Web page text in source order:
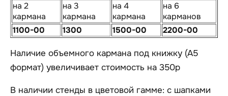
на 2
кармана
на 3
кармана
на 4
кармана
на 6
карманов
1100-00
1300 1500-00 2200-00
Наличие объемного кармана под книжку (А5
формат) увеличивает стоимость на 350р
В наличии стенды в цветовой гамме: с шапками